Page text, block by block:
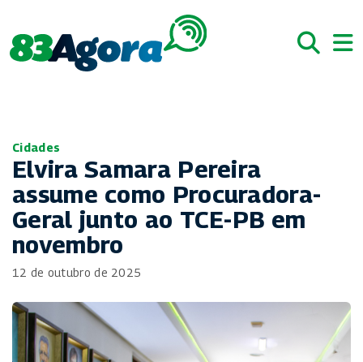
Cidades
Elvira Samara Pereira
assume como Procuradora-
Geral junto ao TCE-PB em
novembro
12 de outubro de 2025